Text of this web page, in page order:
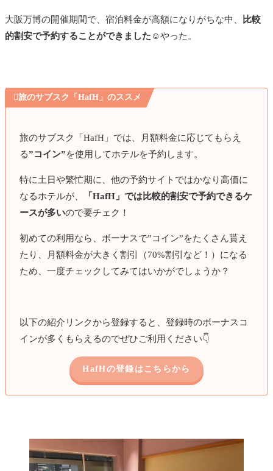
大阪万博の開催期間で、宿泊料金が高額になりがちな中、
比較
的割安で予約することができました☺️やった。
旅のサブスク「HafH」のススメ
旅のサブスク「HafH」では、月額料金に応じてもらえ
る”コイン”を使用してホテルを予約します。
特に土日や繁忙期に、他の予約サイトではかなり高価に
なるホテルが、
「HafH」では比較的割安で予約できるケ
ースが多いので要チェク！
初めての利用なら、ボーナスで”コイン”をたくさん貰え
たり、月額料金が大きく割引（70%割引など！）になる
ため、一度チェックしてみてはいかがでしょうか？
以下の紹介リンクから登録すると、登録時のボーナスコ
インが多くもらえるのでぜひご利用ください👇️
HafHの登録はこちらから